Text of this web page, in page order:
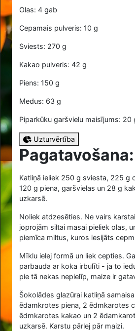
Olas: 4 gab
Cepamais pulveris: 10 g
Sviests: 270 g
Kakao pulveris: 42 g
Piens: 150 g
Medus: 63 g
Piparkūku garšvielu maisījums: 20
Uzturvērtība
Pagatavošana:
Katliņā ieliek 250 g sviesta, 225 g
120 g piena, garšvielas un 28 g
uzkarsē.
Noliek atdzesēties. Ne vairs
joprojām siltai masai pieliek olas,
piemīca miltus, kuros iesijāts
Mīklu ielej formā un liek cepties.
parbauda ar koka irbulīti - ja to
pie tā nekas nepielīp, maize ir
Šokolādes glazūrai katliņā samaisa
ēdamkrotes piena, 2 ēdmkarotes
ēdmkarotes kakao un 2
uzkarsē. Karstu pārlej pār maizi.